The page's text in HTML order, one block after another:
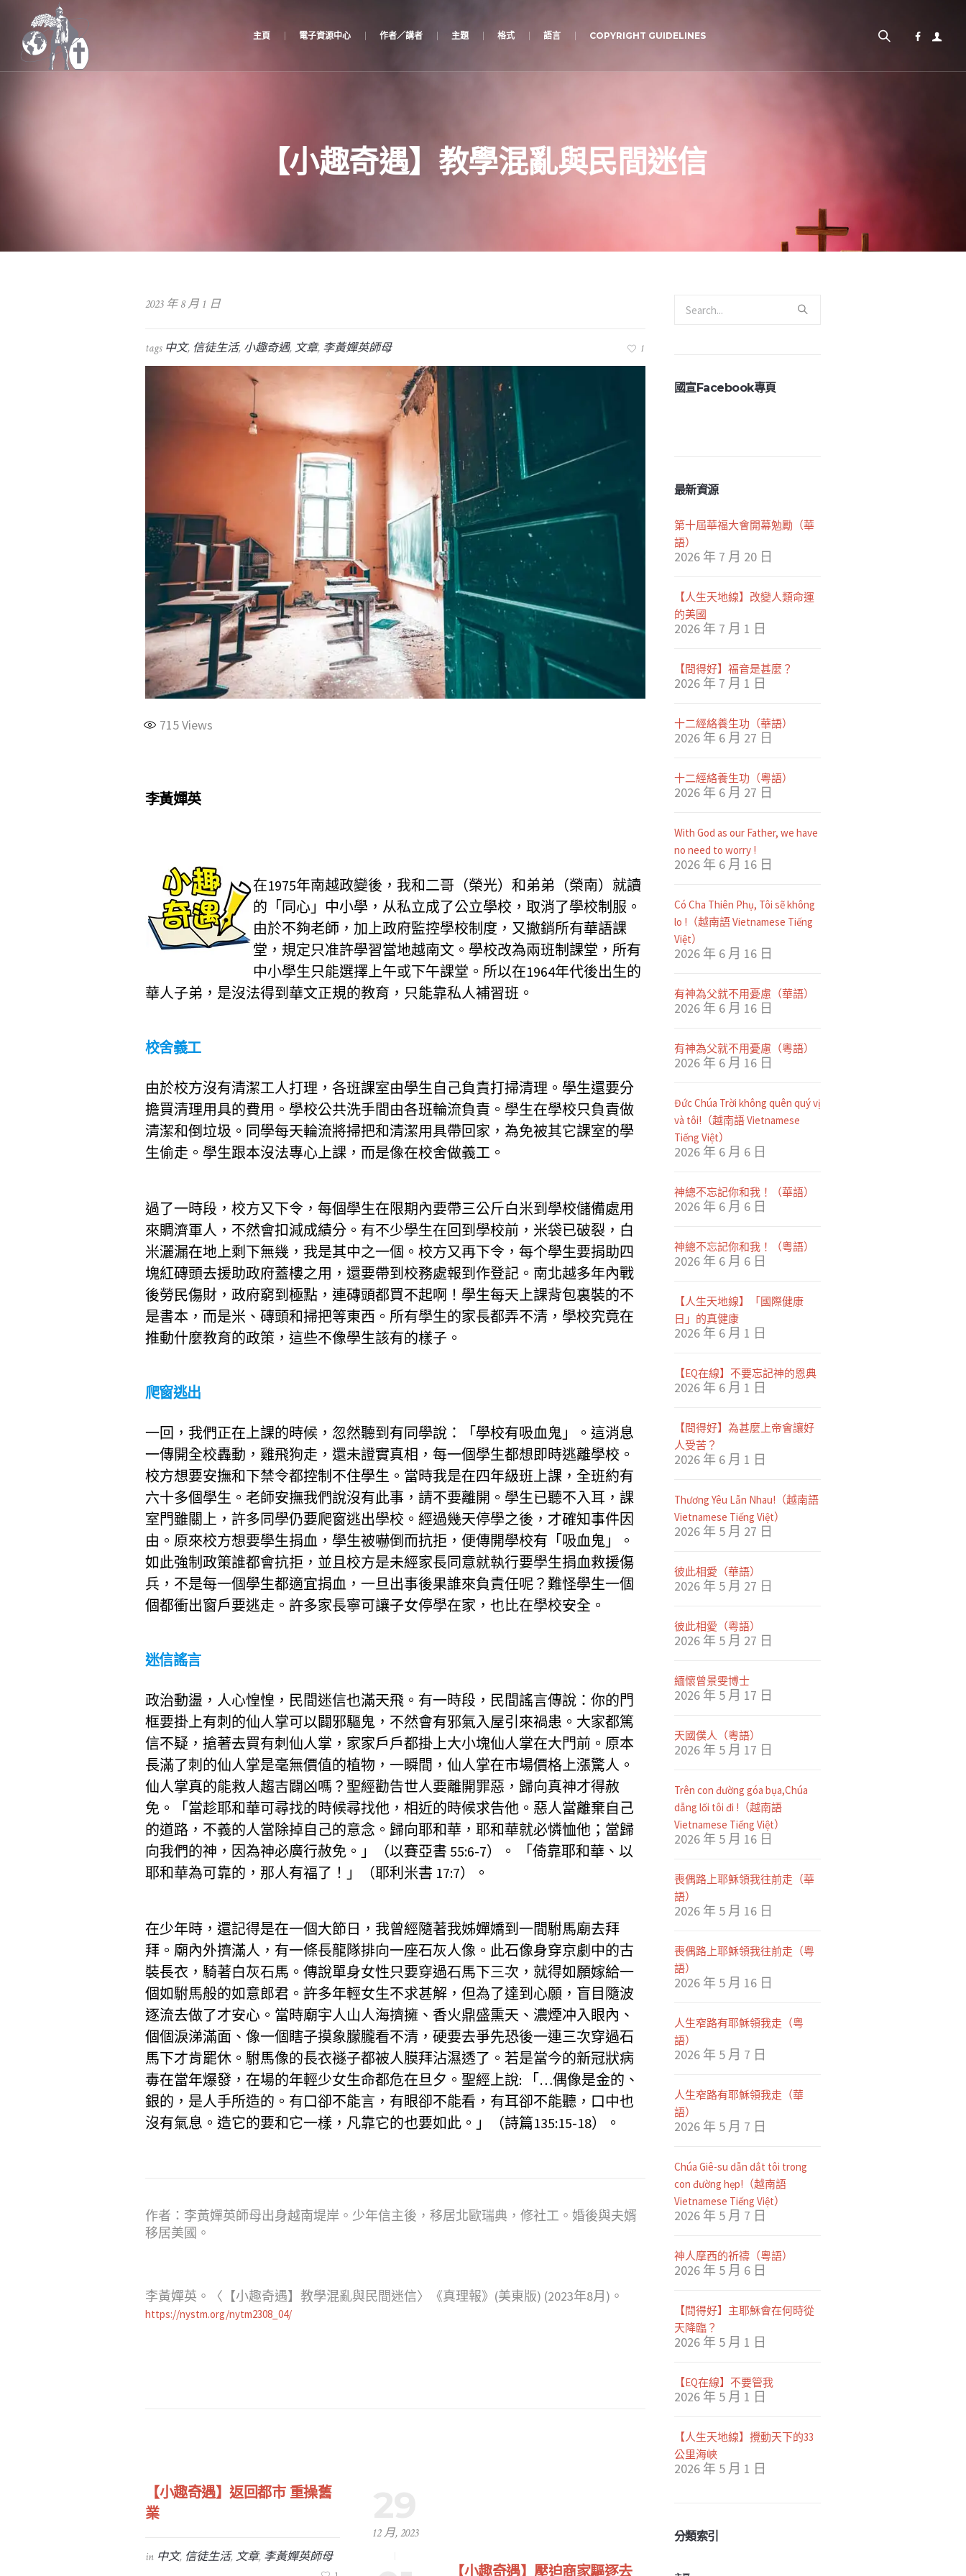
主頁 電子資源中心 作者／講者 主題 格式 語言 COPYRIGHT GUIDELINES
【小趣奇遇】教學混亂與民間迷信
2023 年 8 月 1 日
tags 中文, 信徒生活, 小趣奇遇,文章, 李黃嬋英師母 1
715Views
李黃嬋英
在1975年南越政變後，我和二哥（榮光）和弟弟（榮南）就讀
的「同心」中小學，从私立成了公立學校，取消了學校制服。
由於不夠老師，加上政府監控學校制度，又撤銷所有華語課
堂，規定只准許學習當地越南文。學校改為兩班制課堂，所有
中小學生只能選擇上午或下午課堂。所以在1964年代後出生的
華人子弟，是沒法得到華文正規的教育，只能靠私人補習班。
校舍義工
由於校方沒有清潔工人打理，各班課室由學生自己負責打掃清理。學生還要分
擔買清理用具的費用。學校公共洗手間由各班輪流負責。學生在學校只負責做
清潔和倒垃圾。同學每天輪流將掃把和清潔用具帶回家，為免被其它課室的學
生偷走。學生跟本沒法專心上課，而是像在校舍做義工。
過了一時段，校方又下令，每個學生在限期內要帶三公斤白米到學校儲備處用
來賙濟軍人，不然會扣減成績分。有不少學生在回到學校前，米袋已破裂，白
米灑漏在地上剩下無幾，我是其中之一個。校方又再下令，每个學生要捐助四
塊紅磚頭去援助政府蓋樓之用，還要帶到校務處報到作登記。南北越多年內戰
後勞民傷財，政府窮到極點，連磚頭都買不起啊！學生每天上課背包裏裝的不
是書本，而是米、磚頭和掃把等東西。所有學生的家長都弄不清，學校究竟在
推動什麼教育的政策，這些不像學生該有的樣子。
爬窗逃出
一回，我們正在上課的時候，忽然聽到有同學說：「學校有吸血鬼」。這消息
一傳開全校轟動，雞飛狗走，還未證實真相，每一個學生都想即時逃離學校。
校方想要安撫和下禁令都控制不住學生。當時我是在四年級班上課，全班約有
六十多個學生。老師安撫我們說沒有此事，請不要離開。學生已聽不入耳，課
室門雖關上，許多同學仍要爬窗逃出學校。經過幾天停學之後，才確知事件因
由。原來校方想要學生捐血，學生被嚇倒而抗拒，便傳開學校有「吸血鬼」。
如此強制政策誰都會抗拒，並且校方是未經家長同意就執行要學生捐血救援傷
兵，不是每一個學生都適宜捐血，一旦出事後果誰來負責任呢？難怪學生一個
個都衝出窗戶要逃走。許多家長寧可讓子女停學在家，也比在學校安全。
迷信謠言
政治動盪，人心惶惶，民間迷信也滿天飛。有一時段，民間謠言傳說：你的門
框要掛上有刺的仙人掌可以闢邪驅鬼，不然會有邪氣入屋引來禍患。大家都篤
信不疑，搶著去買有刺仙人掌，家家戶戶都掛上大小塊仙人掌在大門前。原本
長滿了刺的仙人掌是毫無價值的植物，一瞬間，仙人掌在市場價格上漲驚人。
仙人掌真的能救人趨吉闢凶嗎？聖經勸告世人要離開罪惡，歸向真神才得赦
免。「當趁耶和華可尋找的時候尋找他，相近的時候求告他。惡人當離棄自己
的道路，不義的人當除掉自己的意念。歸向耶和華，耶和華就必憐恤他；當歸
向我們的神，因為神必廣行赦免。」（以賽亞書 55:6-7）。 「倚靠耶和華、以
耶和華為可靠的，那人有福了！」（耶利米書 17:7）。
在少年時，還記得是在一個大節日，我曾經隨著我姊嬋嬌到一間駙馬廟去拜
拜。廟內外擠滿人，有一條長龍隊排向一座石灰人像。此石像身穿京劇中的古
裝長衣，騎著白灰石馬。傳說單身女性只要穿過石馬下三次，就得如願嫁給一
個如駙馬般的如意郎君。許多年輕女生不求甚解，但為了達到心願，盲目隨波
逐流去做了才安心。當時廟宇人山人海擠擁、香火鼎盛熏天、濃煙冲入眼內、
個個淚涕滿面、像一個瞎子摸象朦朧看不清，硬要去爭先恐後一連三次穿過石
馬下才肯罷休。駙馬像的長衣襚子都被人膜拜沾濕透了。若是當今的新冠狀病
毒在當年爆發，在場的年輕少女生命都危在旦夕。聖經上說: 「…偶像是金的、
銀的，是人手所造的。有口卻不能言，有眼卻不能看，有耳卻不能聽，口中也
沒有氣息。造它的要和它一樣，凡靠它的也要如此。」（詩篇135:15-18）。
作者：李黃嬋英師母出身越南堤岸。少年信主後，移居北歐瑞典，修社工。婚後與夫婿
移居美國。
李黃嬋英。〈【小趣奇遇】教學混亂與民間迷信〉《真理報》(美東版) (2023年8月)。
https://nystm.org/nytm2308_04/
12 月, 2023
【小趣奇遇】返回都市 重操舊
業
in 中文, 信徒生活,文章, 李黃嬋英師母
【小趣奇遇】壓迫商家驅逐去
國宣Facebook專頁
最新資源
第十屆華福大會開幕勉勵（華
語）
2026 年 7 月 20 日
【人生天地線】改變人類命運
的美國
2026 年 7 月 1 日
【問得好】福音是甚麼？
2026 年 7 月 1 日
十二經絡養生功（華語）
2026 年 6 月 27 日
十二經絡養生功（粵語）
2026 年 6 月 27 日
With God as our Father, we have
no need to worry !
2026 年 6 月 16 日
Có Cha Thiên Phụ, Tôi sẽ không
lo !（越南語 Vietnamese Tiếng
Việt）
2026 年 6 月 16 日
有神為父就不用憂慮（華語）
2026 年 6 月 16 日
有神為父就不用憂慮（粵語）
2026 年 6 月 16 日
Đức Chúa Trời không quên quý vị
và tôi!（越南語 Vietnamese
Tiếng Việt）
2026 年 6 月 6 日
神總不忘記你和我！（華語）
2026 年 6 月 6 日
神總不忘記你和我！（粤語）
2026 年 6 月 6 日
【人生天地線】「國際健康
日」的真健康
2026 年 6 月 1 日
【EQ在線】不要忘記神的恩典
2026 年 6 月 1 日
【問得好】為甚麼上帝會讓好
人受苦？
2026 年 6 月 1 日
Thương Yêu Lẫn Nhau!（越南語
Vietnamese Tiếng Việt）
2026 年 5 月 27 日
彼此相愛（華語）
2026 年 5 月 27 日
彼此相愛（粤語）
2026 年 5 月 27 日
緬懷曾景雯博士
2026 年 5 月 17 日
天國僕人（粵語）
2026 年 5 月 17 日
Trên con đường góa bụa,Chúa
dẫng lối tôi đi !（越南語
Vietnamese Tiếng Việt）
2026 年 5 月 16 日
喪偶路上耶穌領我往前走（華
語）
2026 年 5 月 16 日
喪偶路上耶穌領我往前走（粤
語）
2026 年 5 月 16 日
人生窄路有耶穌領我走（粤
語）
2026 年 5 月 7 日
人生窄路有耶穌領我走（華
語）
2026 年 5 月 7 日
Chúa Giê-su dẫn dắt tôi trong
con đường hẹp!（越南語
Vietnamese Tiếng Việt）
2026 年 5 月 7 日
神人摩西的祈禱（粵語）
2026 年 5 月 6 日
【問得好】主耶穌會在何時從
天降臨？
2026 年 5 月 1 日
【EQ在線】不要管我
2026 年 5 月 1 日
【人生天地線】攪動天下的33
公里海峽
2026 年 5 月 1 日
分類索引